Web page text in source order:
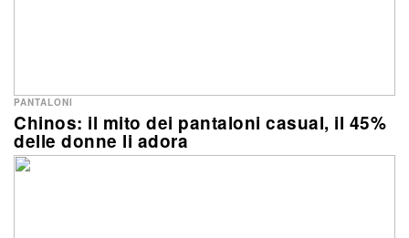
Chinos: il mito dei pantaloni casual, il 45%
delle donne li adora
PANTALONI